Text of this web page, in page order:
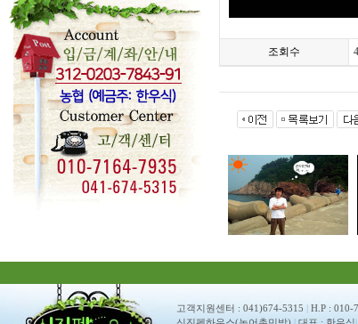
조회수
고객지원센터 : 041)674-5315 | H.P : 010-